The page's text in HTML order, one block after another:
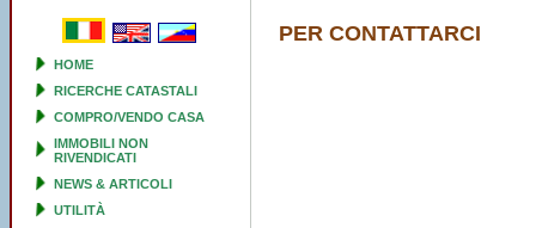
HOME
RICERCHE CATASTALI
COMPRO/VENDO CASA
IMMOBILI NON
RIVENDICATI
NEWS & ARTICOLI
UTILITÀ
PER CONTATTARCI